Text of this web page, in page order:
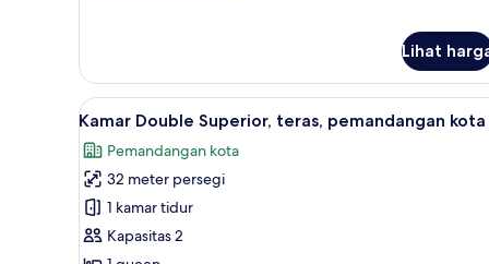
Deluks,
Tempat
King,
balkon
Lihat
Lihat
semua
foto
untuk
Kamar
Double
Superior,
Kamar Double Superior,
5
Kamar Double Superior, teras, pemandangan kota
Pemandangan kota
32 meter persegi
1 kamar tidur
Kapasitas 2